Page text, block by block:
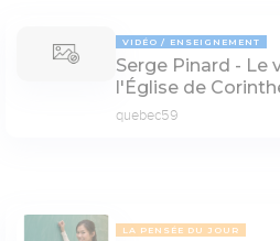
VIDÉO ENSEIGNEMENT
Serge Pinard - Le
l'Église de
quebec59
LA PENSÉE DU JOUR